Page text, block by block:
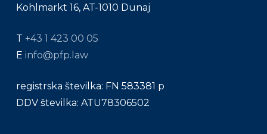
Kohlmarkt 16, AT-1010 Dunaj
T +43 1 423 00 05
E info@pfp.law
registrska številka: FN 583381 p
DDV številka: ATU78306502